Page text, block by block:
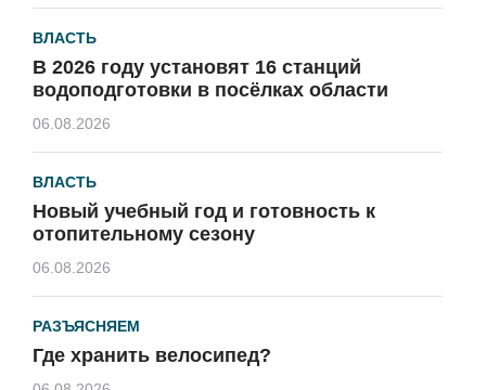
ВЛАСТЬ
В 2026 году установят 16 станций
водоподготовки в посёлках области
06.08.2026
ВЛАСТЬ
Новый учебный год и готовность к
отопительному сезону
06.08.2026
РАЗЪЯСНЯЕМ
Где хранить велосипед?